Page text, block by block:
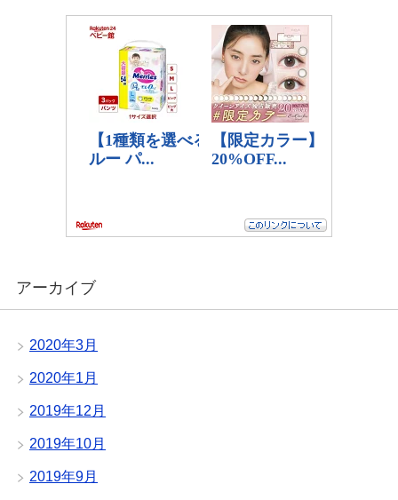
アーカイブ
2020年3月
2020年1月
2019年12月
2019年10月
2019年9月